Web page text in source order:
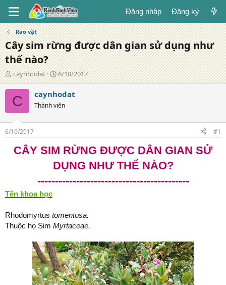
Đăng nhập Đăng ký
Rao vặt
Cây sim rừng được dân gian sử dụng như
thế nào?
T
á
c
g
ả
caynhodat
N
g
à
y
đ
g
6/10/2017
C caynhodat
Thành viên
6/10/2017 #1
CÂY SIM RỪNG ĐƯỢC DÂN GIAN SỬ
DỤNG NHƯ THẾ NÀO?
-------------------------------------------
Tên khoa học
Rhodomyrtus tomentosa.
Thuộc họ Sim Myrtaceae.